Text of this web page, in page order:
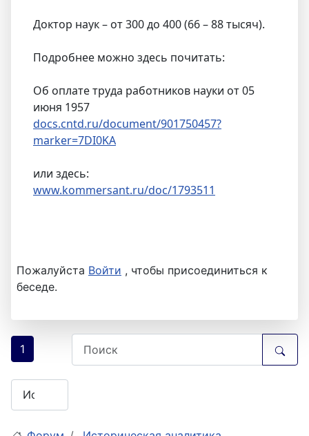
Доктор наук – от 300 до 400 (66 – 88 тысяч).
Подробнее можно здесь почитать:
Об оплате труда работников науки от 05
июня 1957
docs.cntd.ru/document/901750457?
marker=7DI0KA
или здесь:
www.kommersant.ru/doc/1793511
Пожалуйста Войти , чтобы присоединиться к
беседе.
1